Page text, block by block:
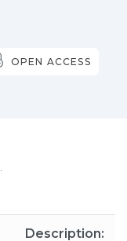
OPEN ACCESS
Description: